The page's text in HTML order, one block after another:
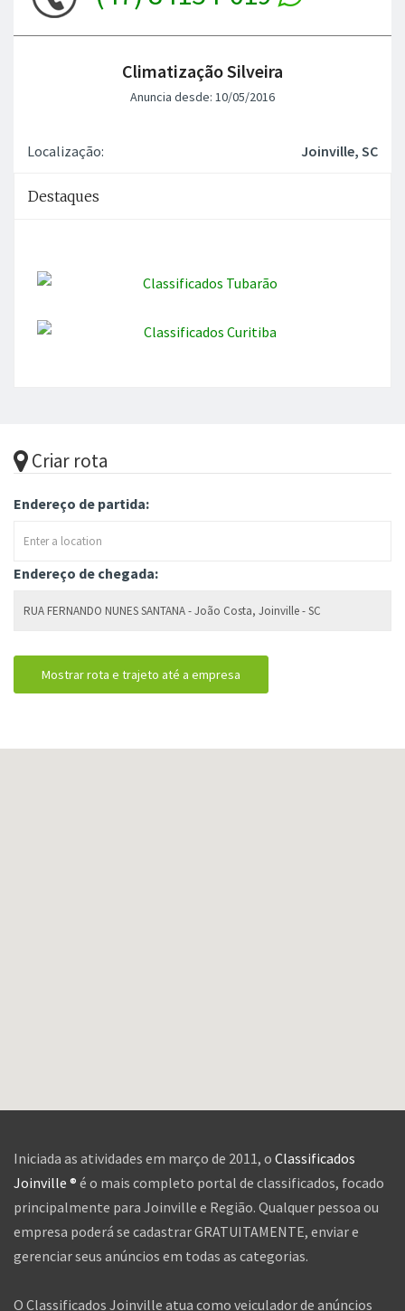
Climatização Silveira
Anuncia desde: 10/05/2016
Localização: Joinville, SC
Destaques
Criar rota
Endereço de partida:
Endereço de chegada:
Iniciada as atividades em março de 2011, o Classificados
Joinville ® é o mais completo portal de classificados, focado
principalmente para Joinville e Região. Qualquer pessoa ou
empresa poderá se cadastrar GRATUITAMENTE, enviar e
gerenciar seus anúncios em todas as categorias.
O Classificados Joinville atua como veiculador de anúncios